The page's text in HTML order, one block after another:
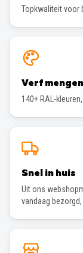
Topkwaliteit voor
Verf
140+ RAL-
Snel in huis
Uit ons
vandaag